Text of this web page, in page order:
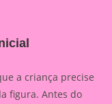
a criança precise
figura. Antes do